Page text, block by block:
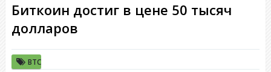
Биткоин достиг в цене 50 тысяч
долларов
BTC